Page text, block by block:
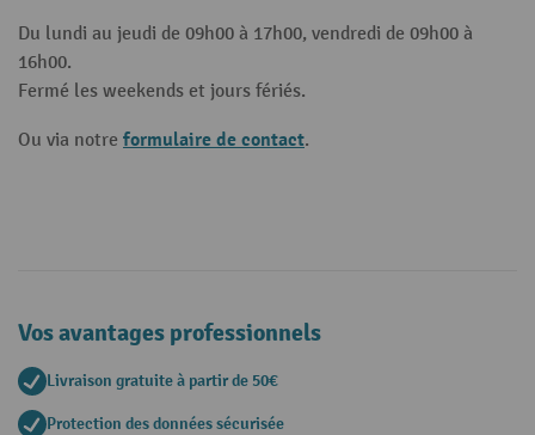
Du lundi au jeudi de 09h00 à 17h00, vendredi de 09h00 à
16h00.
Fermé les weekends et jours fériés.
Ou via notre formulaire de contact.
Vos avantages professionnels
Livraison gratuite à partir de 50€
Protection des données sécurisée